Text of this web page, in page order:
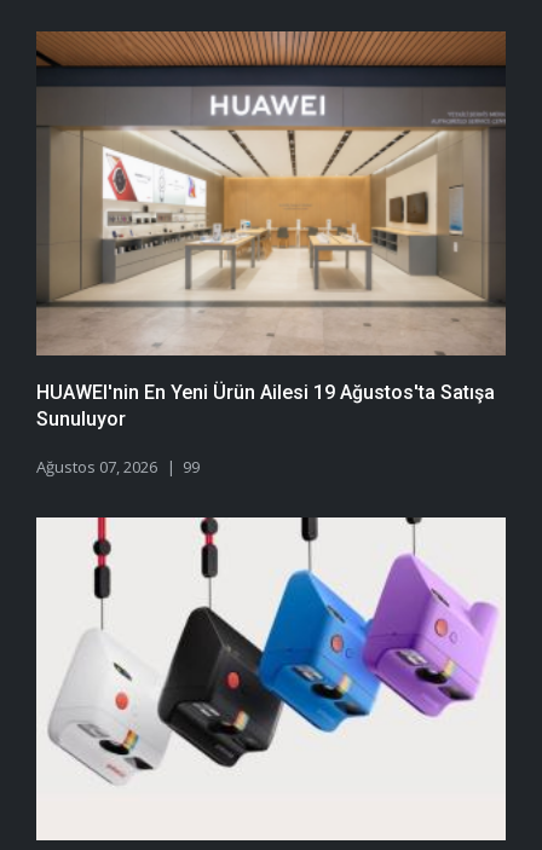
HUAWEI'nin En Yeni Ürün Ailesi 19 Ağustos'ta Satışa
Sunuluyor
Ağustos 07, 2026 99